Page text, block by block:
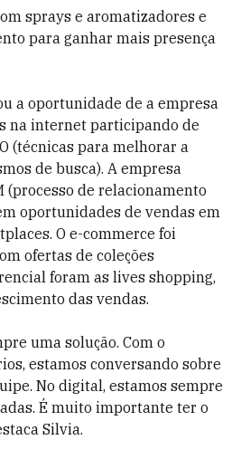
sprays e aromatizadores e
para ganhar mais presença
a oportunidade de a empresa
na internet participando de
(técnicas para melhorar a
de busca). A empresa
(processo de relacionamento
oportunidades de vendas em
O e-commerce foi
ofertas de coleções
foram as lives shopping,
das vendas.
uma solução. Com o
estamos conversando sobre
No digital, estamos sempre
É muito importante ter o
Silvia.